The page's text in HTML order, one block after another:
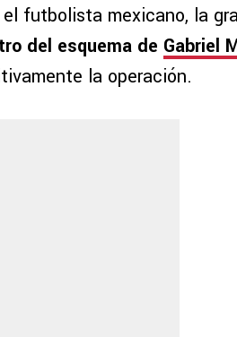
futbolista mexicano, la
del esquema de Gabriel
la operación.